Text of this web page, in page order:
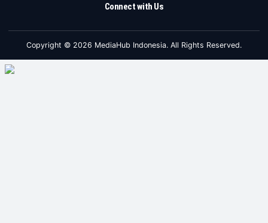
Connect with Us
Copyright © 2026 MediaHub Indonesia. All Rights Reserved.